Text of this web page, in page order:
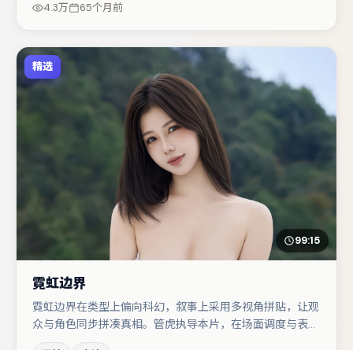
4.3万 65个月前
精选
99:15
霓虹边界
霓虹边界在类型上偏向科幻，叙事上采用多视角拼贴，让观
众与角色同步拼凑真相。管虎执导本片，在场面调度与表演